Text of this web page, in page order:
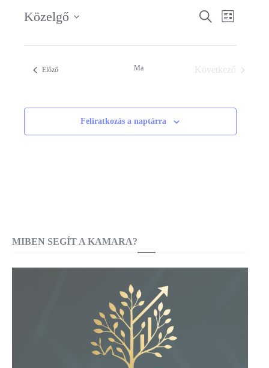
Események
nézet
Keresett
kifejezés
Lista
Közelgő
kiválasztása.
ElőzőEsemények Ma
Következő
Feliratkozás a naptárra
MIBEN SEGÍT A KAMARA?